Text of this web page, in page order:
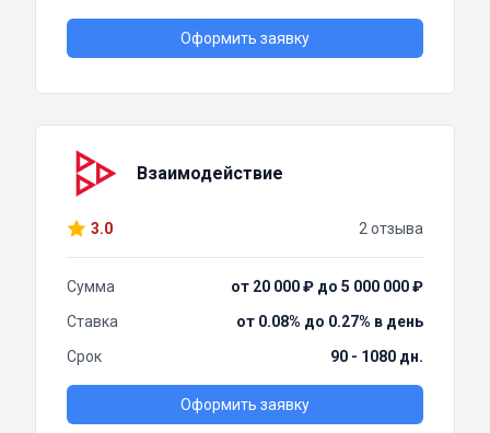
Оформить заявку
Взаимодействие
3.0 2 отзыва
Сумма
от 20 000 ₽ до 5 000 000 ₽
Ставка
от 0.08% до 0.27% в день
Срок
90 - 1080 дн.
Оформить заявку